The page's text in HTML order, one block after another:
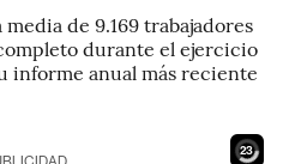
de 9.169 trabajadores
durante el ejercicio
informe anual más reciente
22